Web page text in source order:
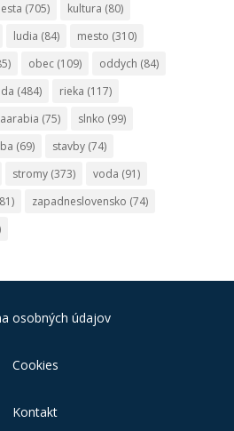
(705) kultura (80)
ludia (84) mesto (310)
obec(109) oddych (84)
(484) rieka (117)
(75) slnko (99)
(69) stavby(74)
stromy(373) voda (91)
zapadneslovensko (74)
osobných údajov
Cookies
Kontakt